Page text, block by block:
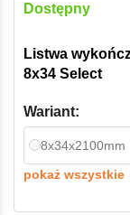
Dostępny
Listwa
8x34 Select
Wariant:
8x34x2100mm
pokaż wszystkie